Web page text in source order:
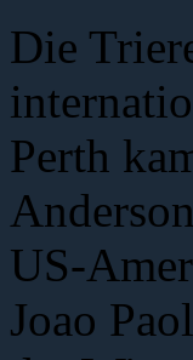
Die
Perth
US-
Joao